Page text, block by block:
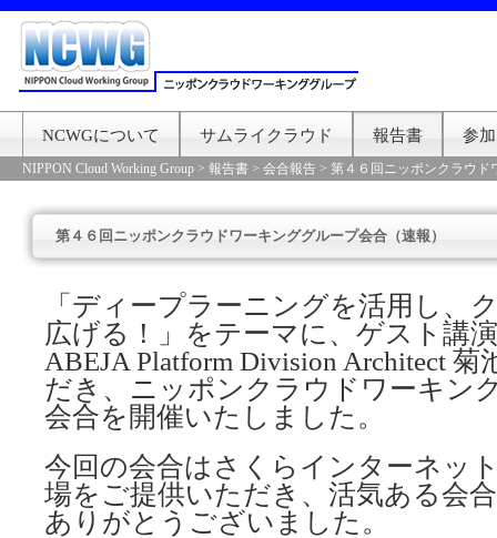
NCWGについて サムライクラウド 報告書 参
NIPPON Cloud Working Group > 報告書 > 会合報告 > 第４６回ニッポンクラウド
第４６回ニッポンクラウドワーキンググループ会合（速報）
「ディープラーニングを活用し、
広げる！」をテーマに、ゲスト講
ABEJA Platform Division Architect
だき、ニッポンクラウドワーキン
会合を開催いたしました。
今回の会合はさくらインターネッ
場をご提供いただき、活気ある会
ありがとうございました。